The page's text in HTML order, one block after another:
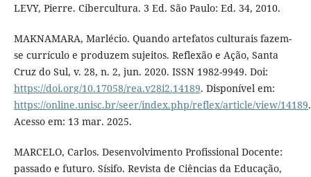
LEVY, Pierre. Cibercultura. 3 Ed. São Paulo: Ed. 34, 2010.
MAKNAMARA, Marlécio. Quando artefatos culturais fazem-
se currículo e produzem sujeitos. Reflexão e Ação, Santa
Cruz do Sul, v. 28, n. 2, jun. 2020. ISSN 1982-9949. Doi:
https://doi.org/10.17058/rea.v28i2.14189. Disponível em:
https://online.unisc.br/seer/index.php/reflex/article/view/14189.
Acesso em: 13 mar. 2025.
MARCELO, Carlos. Desenvolvimento Profissional Docente:
passado e futuro. Sísifo. Revista de Ciências da Educação,